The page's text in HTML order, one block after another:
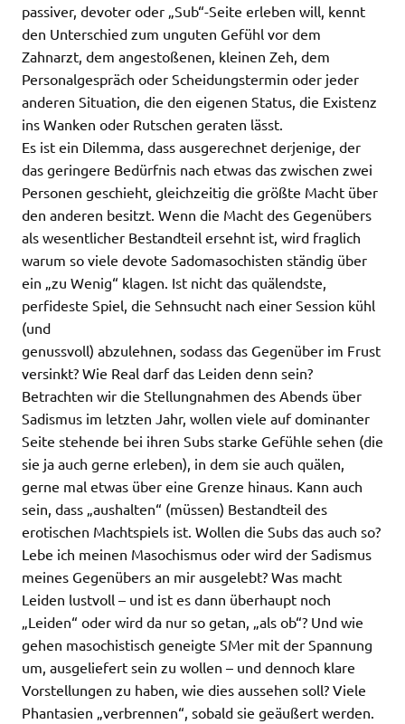
passiver, devoter oder „Sub“-Seite erleben will, kennt
den Unterschied zum unguten Gefühl vor dem
Zahnarzt, dem angestoßenen, kleinen Zeh, dem
Personalgespräch oder Scheidungstermin oder jeder
anderen Situation, die den eigenen Status, die Existenz
ins Wanken oder Rutschen geraten lässt.
Es ist ein Dilemma, dass ausgerechnet derjenige, der
das geringere Bedürfnis nach etwas das zwischen zwei
Personen geschieht, gleichzeitig die größte Macht über
den anderen besitzt. Wenn die Macht des Gegenübers
als wesentlicher Bestandteil ersehnt ist, wird fraglich
warum so viele devote Sadomasochisten ständig über
ein „zu Wenig“ klagen. Ist nicht das quälendste,
perfideste Spiel, die Sehnsucht nach einer Session kühl
(und
genussvoll) abzulehnen, sodass das Gegenüber im Frust
versinkt? Wie Real darf das Leiden denn sein?
Betrachten wir die Stellungnahmen des Abends über
Sadismus im letzten Jahr, wollen viele auf dominanter
Seite stehende bei ihren Subs starke Gefühle sehen (die
sie ja auch gerne erleben), in dem sie auch quälen,
gerne mal etwas über eine Grenze hinaus. Kann auch
sein, dass „aushalten“ (müssen) Bestandteil des
erotischen Machtspiels ist. Wollen die Subs das auch so?
Lebe ich meinen Masochismus oder wird der Sadismus
meines Gegenübers an mir ausgelebt? Was macht
Leiden lustvoll – und ist es dann überhaupt noch
„Leiden“ oder wird da nur so getan, „als ob“? Und wie
gehen masochistisch geneigte SMer mit der Spannung
um, ausgeliefert sein zu wollen – und dennoch klare
Vorstellungen zu haben, wie dies aussehen soll? Viele
Phantasien „verbrennen“, sobald sie geäußert werden.